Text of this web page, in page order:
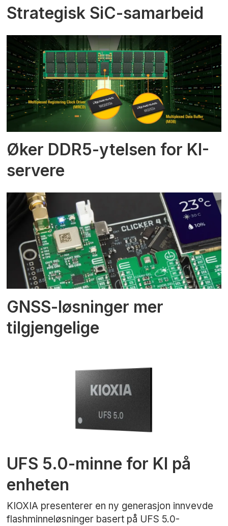
Strategisk SiC-samarbeid
Øker DDR5-ytelsen for KI-
servere
GNSS-løsninger mer
tilgjengelige
UFS 5.0-minne for KI på
enheten
KIOXIA presenterer en ny generasjon innvevde
flashminneløsninger basert på UFS 5.0-